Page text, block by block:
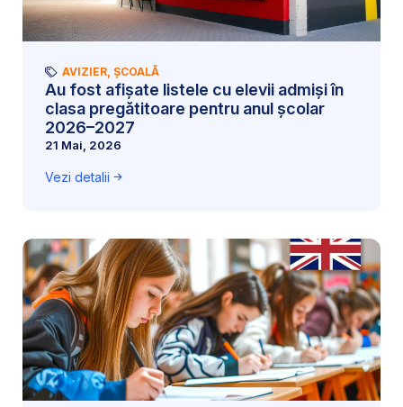
AVIZIER, ȘCOALĂ
Au fost afișate listele cu elevii admiși în
clasa pregătitoare pentru anul școlar
2026–2027
21 Mai, 2026
Vezi detalii